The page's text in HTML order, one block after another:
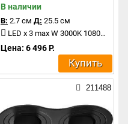
В наличии
В: 2.7 см Д: 25.5 см
LED x 3 max W 3000K 1080Lm
Цена: 6 496 Р.
Купить
211488